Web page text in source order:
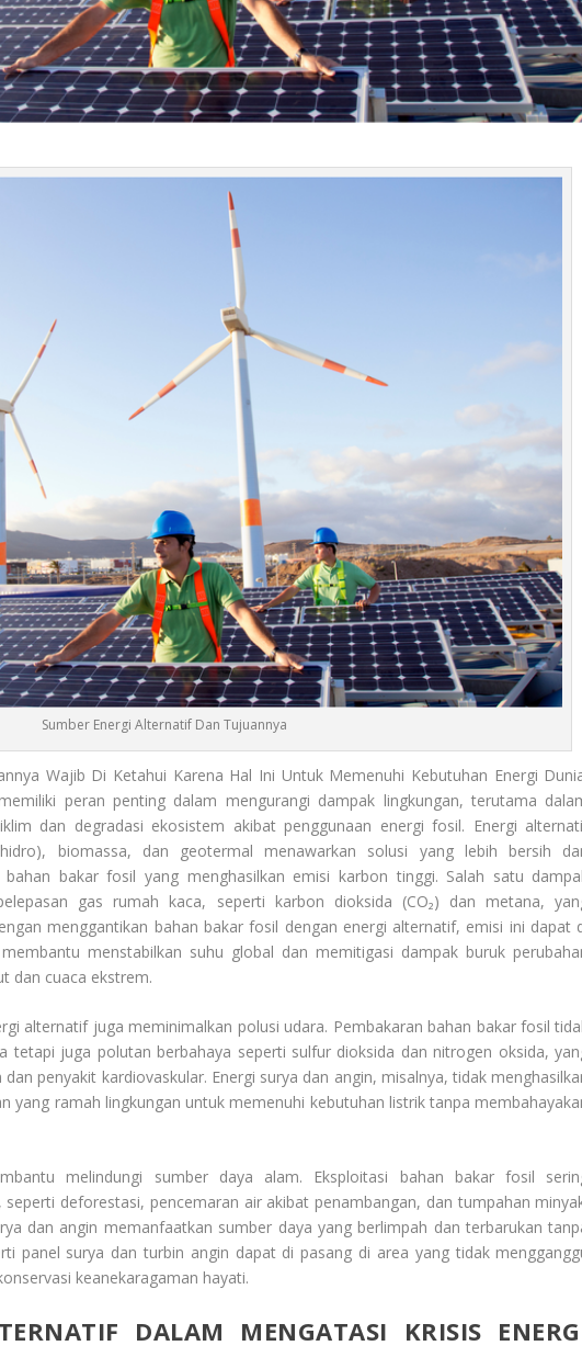
Sumber Energi Alternatif Dan Tujuannya
Wajib Di Ketahui Karena Hal Ini Untuk Memenuhi Kebutuhan Energi
peran penting dalam mengurangi dampak lingkungan, terutama
dan degradasi ekosistem akibat penggunaan energi fosil. Energi
biomassa, dan geotermal menawarkan solusi yang lebih bersih
bahan bakar fosil yang menghasilkan emisi karbon tinggi. Salah satu
gas rumah kaca, seperti karbon dioksida (CO₂) dan metana,
menggantikan bahan bakar fosil dengan energi alternatif, emisi ini dapat
menstabilkan suhu global dan memitigasi dampak buruk
dan cuaca ekstrem.
alternatif juga meminimalkan polusi udara. Pembakaran bahan bakar fosil
tetapi juga polutan berbahaya seperti sulfur dioksida dan nitrogen oksida,
penyakit kardiovaskular. Energi surya dan angin, misalnya, tidak
yang ramah lingkungan untuk memenuhi kebutuhan listrik tanpa
melindungi sumber daya alam. Eksploitasi bahan bakar fosil
seperti deforestasi, pencemaran air akibat penambangan, dan tumpahan
dan angin memanfaatkan sumber daya yang berlimpah dan terbarukan
panel surya dan turbin angin dapat di pasang di area yang tidak
keanekaragaman hayati.
DALAM MENGATASI KRISIS